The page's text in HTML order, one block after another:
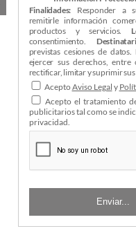
Finalidades: Responder a
remitirle información
productos y servicios.
consentimiento.
previstas cesiones de datos.
ejercer sus derechos, entre
rectificar, limitar y suprimir
Acepto Aviso Legal y
Acepto el tratamiento
publicitarios tal como se
privacidad.